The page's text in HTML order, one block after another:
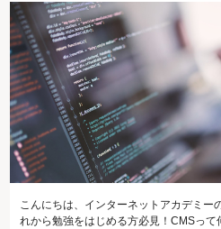
こんにちは、インターネットアカデミー
れから勉強をはじめる方必見！CMSっ